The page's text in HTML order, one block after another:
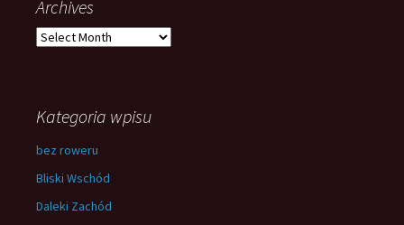
Archives
Archives
Kategoria wpisu
bez roweru
Bliski Wschód
Daleki Zachód